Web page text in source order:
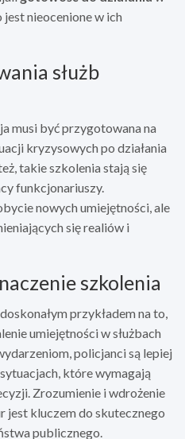
nieocenione w ich
służb
musi być przygotowana na
kryzysowych po działania
takie szkolenia stają się
funkcjonariuszy.
nowych umiejętności, ale
się realiów i
szkolenia
przykładem na to,
umiejętności w służbach
policjanci są lepiej
które wymagają
Zrozumienie i wdrożenie
jest kluczem do skutecznego
publicznego.